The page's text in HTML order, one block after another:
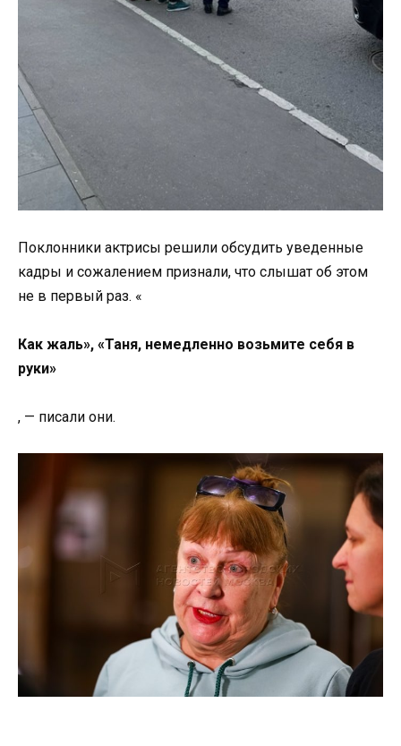
Поклонники актрисы решили обсудить уведенные
кадры и сожалением признали, что слышат об этом
не в первый раз. «
Как жаль», «Таня, немедленно возьмите себя в
руки»
, — писали они.